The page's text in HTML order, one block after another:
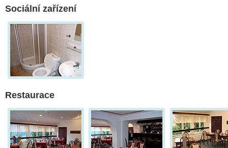
Sociální zařízení
Restaurace